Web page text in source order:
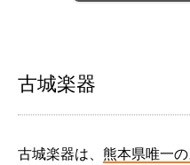
古城楽器
古城楽器は、 熊本県唯一